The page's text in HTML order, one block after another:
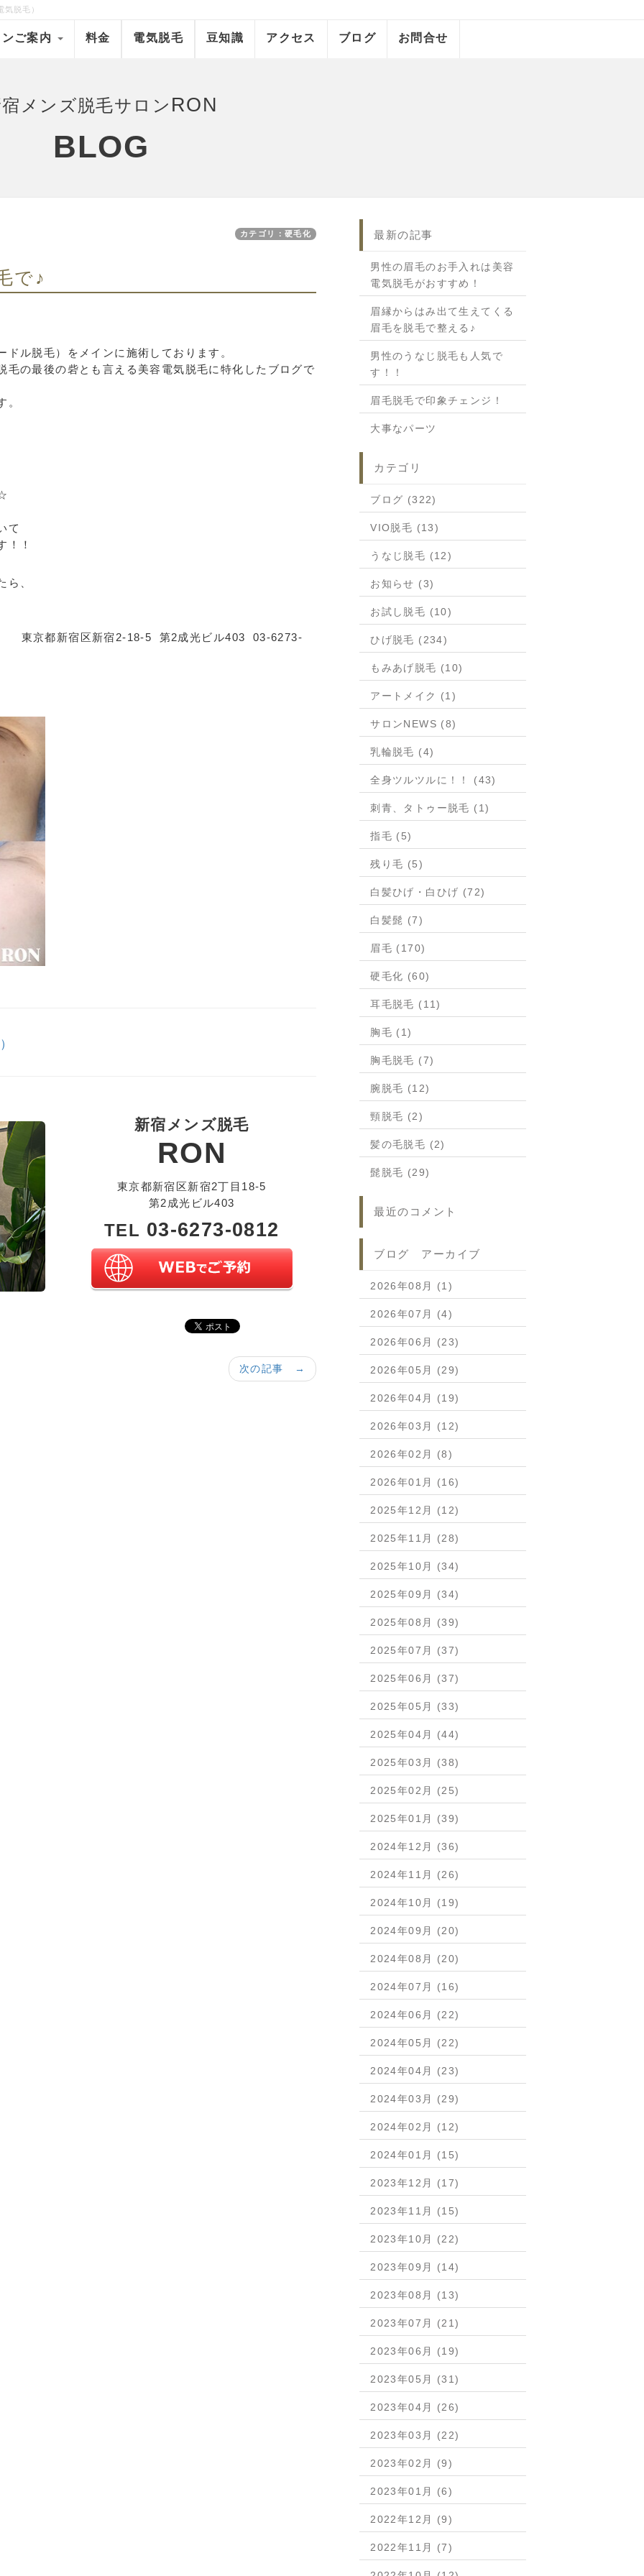
脱毛）
ご案内 料金 電気脱毛 豆知識 アクセス ブログ お問合せ
メンズ脱毛サロン RON
BLOG
カテゴリ：硬毛化
で♪
ル脱毛）をメインに施術しております。
毛の最後の砦とも言える美容電気脱毛に特化したブログで
。
て
！！
ら、
東京都新宿区新宿2-18-5 第2成光ビル403 03-6273-
新宿メンズ脱毛
RON
東京都新宿区新宿2丁目18-5
第2成光ビル403
TEL 03-6273-0812
次の記事 →
最新の記事
男性の眉毛のお手入れは美容
電気脱毛がおすすめ！
眉縁からはみ出て生えてくる
眉毛を脱毛で整える♪
男性のうなじ脱毛も人気で
す！！
眉毛脱毛で印象チェンジ！
大事なパーツ
カテゴリ
ブログ (322)
VIO脱毛 (13)
うなじ脱毛 (12)
お知らせ (3)
お試し脱毛 (10)
ひげ脱毛 (234)
もみあげ脱毛 (10)
アートメイク (1)
サロンNEWS (8)
乳輪脱毛 (4)
全身ツルツルに！！ (43)
刺青、タトゥー脱毛 (1)
指毛 (5)
残り毛 (5)
白髪ひげ・白ひげ (72)
白髪髭 (7)
眉毛 (170)
硬毛化 (60)
耳毛脱毛 (11)
胸毛 (1)
胸毛脱毛 (7)
腕脱毛 (12)
頸脱毛 (2)
髪の毛脱毛 (2)
髭脱毛 (29)
最近のコメント
ブログ アーカイブ
2026年08月 (1)
2026年07月 (4)
2026年06月 (23)
2026年05月 (29)
2026年04月 (19)
2026年03月 (12)
2026年02月 (8)
2026年01月 (16)
2025年12月 (12)
2025年11月 (28)
2025年10月 (34)
2025年09月 (34)
2025年08月 (39)
2025年07月 (37)
2025年06月 (37)
2025年05月 (33)
2025年04月 (44)
2025年03月 (38)
2025年02月 (25)
2025年01月 (39)
2024年12月 (36)
2024年11月 (26)
2024年10月 (19)
2024年09月 (20)
2024年08月 (20)
2024年07月 (16)
2024年06月 (22)
2024年05月 (22)
2024年04月 (23)
2024年03月 (29)
2024年02月 (12)
2024年01月 (15)
2023年12月 (17)
2023年11月 (15)
2023年10月 (22)
2023年09月 (14)
2023年08月 (13)
2023年07月 (21)
2023年06月 (19)
2023年05月 (31)
2023年04月 (26)
2023年03月 (22)
2023年02月 (9)
2023年01月 (6)
2022年12月 (9)
2022年11月 (7)